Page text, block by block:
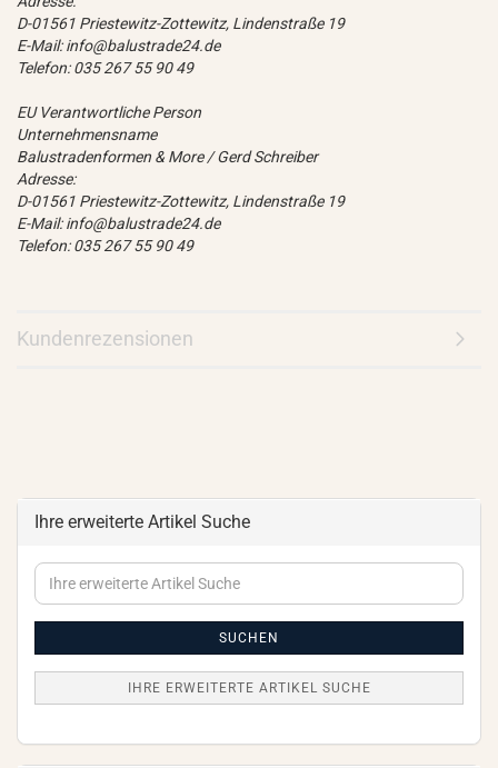
D-01561 Priestewitz-Zottewitz, Lindenstraße 19
E-Mail: info@balustrade24.de
Telefon: 035 267 55 90 49
EU Verantwortliche Person
Unternehmensname
Balustradenformen & More / Gerd Schreiber
Adresse:
D-01561 Priestewitz-Zottewitz, Lindenstraße 19
E-Mail: info@balustrade24.de
Telefon: 035 267 55 90 49
Kundenrezensionen
Ihre erweiterte Artikel Suche
Ihre
erweiterte
SUCHEN
IHRE ERWEITERTE ARTIKEL SUCHE